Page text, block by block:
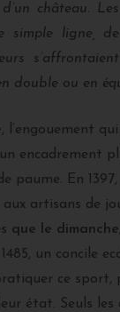
château.
simple ligne,
double ou en
, l’engouement
encadrement
paume. En
artisans de
que le dimanche
un concile
ce sport,
état. Seuls